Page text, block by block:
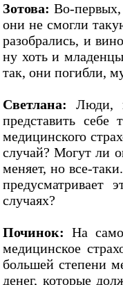
Зотова: Во-первых,
они не смогли
разобрались, и
ну хоть и
так, они погибли,
Светлана: Люди,
представить
медицинского
случай? Могут ли
меняет, но все-
предусматривает
случаях?
Починок: На
медицинское
большей степени
денег, которые